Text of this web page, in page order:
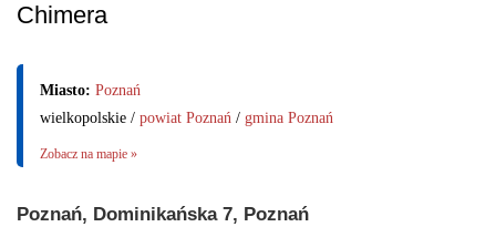
Chimera
Miasto: Poznań
wielkopolskie / powiat Poznań / gmina Poznań
Zobacz na mapie »
Poznań, Dominikańska 7, Poznań